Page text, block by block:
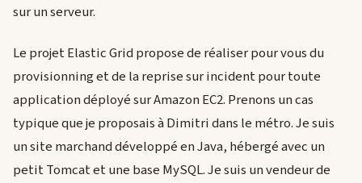
sur un serveur.
Le projet Elastic Grid propose de réaliser pour vous du
provisionning et de la reprise sur incident pour toute
application déployé sur Amazon EC2. Prenons un cas
typique que je proposais à Dimitri dans le métro. Je suis
un site marchand développé en Java, hébergé avec un
petit Tomcat et une base MySQL. Je suis un vendeur de